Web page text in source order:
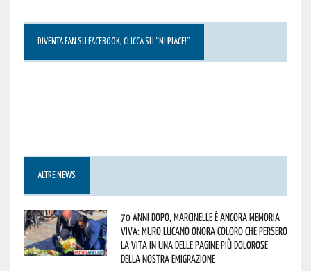
DIVENTA FAN SU FACEBOOK, CLICCA SU “MI PIACE!”
ALTRE NEWS
70 anni dopo, Marcinelle è ancora memoria
viva: Muro Lucano onora coloro che persero
la vita in una delle pagine più dolorose
della nostra emigrazione